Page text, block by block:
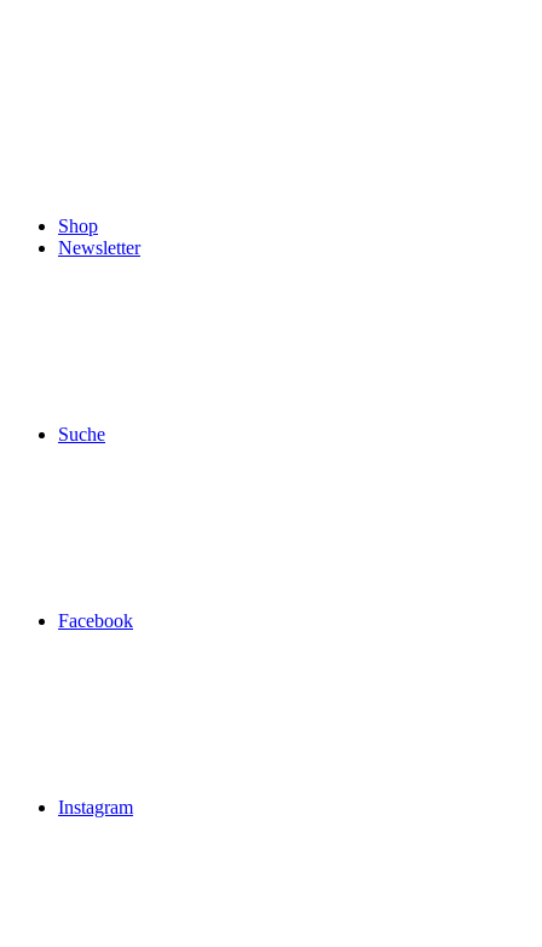
Shop
Newsletter
Suche
Facebook
Instagram